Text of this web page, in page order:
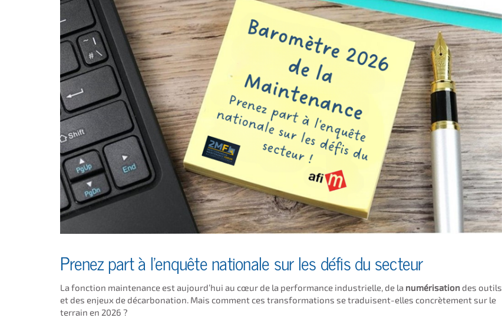
Prenez part à l'enquête nationale sur les défis du secteur
La fonction maintenance est aujourd’hui au cœur de la performance industrielle, de la numérisationdes outils
et des enjeux de décarbonation. Mais comment ces transformations se traduisent-elles concrètement sur le
terrain en 2026 ?